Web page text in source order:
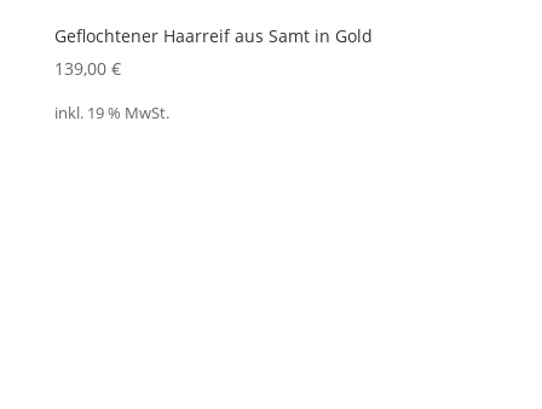
Geflochtener Haarreif aus Samt in Gold
139,00 €
inkl. 19 % MwSt.